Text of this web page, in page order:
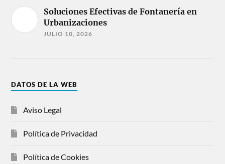
Soluciones Efectivas de Fontanería en
Urbanizaciones
JULIO 10, 2026
DATOS DE LA WEB
Aviso Legal
Política de Privacidad
Política de Cookies